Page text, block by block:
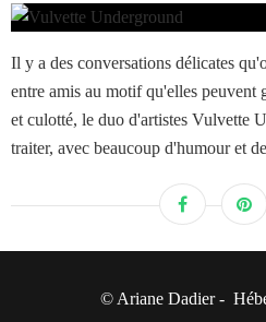
Il y a des conversations délicates
entre amis au motif qu'elles peuvent
et culotté, le duo d'artistes Vulvette
traiter, avec beaucoup d'humour et
© Ariane Dadier -